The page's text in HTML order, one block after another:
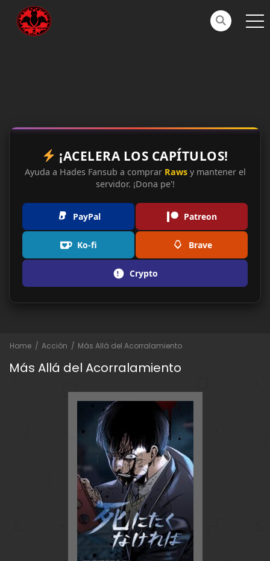
¡ACELERA LOS CAPÍTULOS!
Ayuda a Hades Fansub a comprar Rawsy mantener el
servidor. ¡Dona pe'!
PayPal Patreon
Ko-fi Brave
Crypto
Home Acción Más Allá del Acorralamiento
Más Allá del Acorralamiento